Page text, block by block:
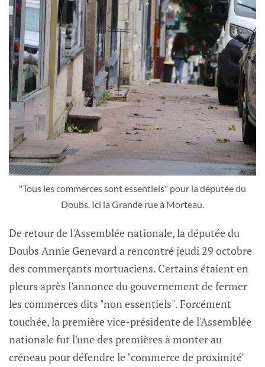
"Tous les commerces sont essentiels" pour la députée du
Doubs. Ici la Grande rue à Morteau.
De retour de l'Assemblée nationale, la députée du
Doubs Annie Genevard a rencontré jeudi 29 octobre
des commerçants mortuaciens. Certains étaient en
pleurs après l'annonce du gouvernement de fermer
les commerces dits "non essentiels". Forcément
touchée, la première vice-présidente de l'Assemblée
nationale fut l'une des premières à monter au
créneau pour défendre le "commerce de proximité"